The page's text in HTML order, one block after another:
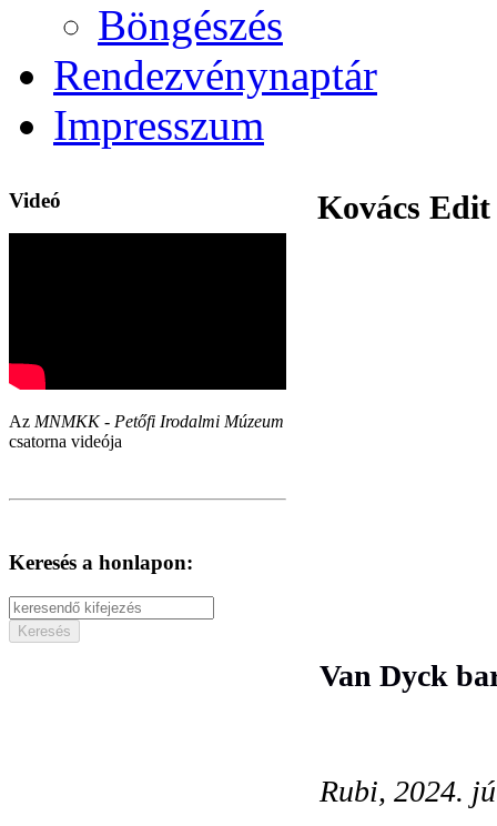
Böngészés
Rendezvénynaptár
Impresszum
Videó
Az MNMKK - Petőfi Irodalmi Múzeum
csatorna videója
Keresés a honlapon:
Kovács
Van Dyck
Rubi, 2024.